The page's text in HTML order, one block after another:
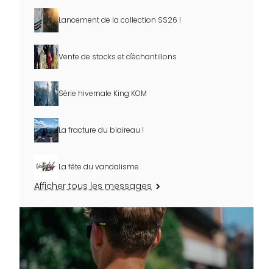
Lancement de la collection SS26 !
Vente de stocks et d'échantillons
Série hivernale King KOM
La fracture du blaireau !
La fête du vandalisme
Afficher tous les messages